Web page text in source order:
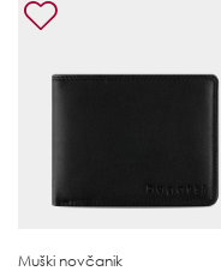
Muški novčanik